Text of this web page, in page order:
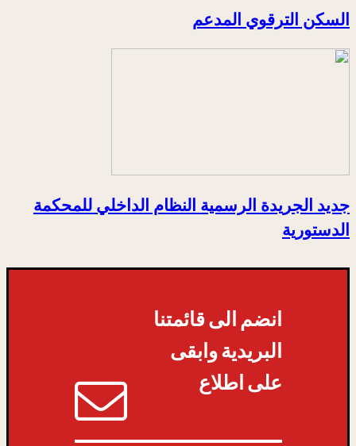
السكن الترقوي المدعم
جديد الجريدة الرسمية النظام الداخلي للمحكمة
الدستورية
انضم الى قائمتنا
البريدية وابقى
على اطلاع